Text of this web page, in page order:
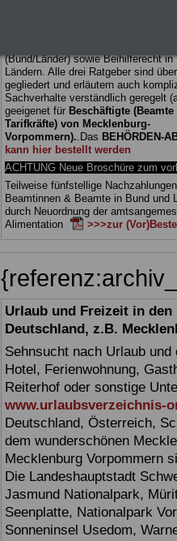
(Bund/Länder) sowie Beihilferecht in
Ländern. Alle drei Ratgeber sind
gegliedert und erläutern auch
Sachverhalte verständlich geregelt
geeigenet für Beschäftigte
Tarifkräfte) von Mecklenburg-
Vorpommern).. Das BEHÖRDEN-
kann hier bestellt werden
ACHTUNG Neue Broschüre zum
Teilweise fünfstellige
Beamtinnen & Beamte in Bund und
durch Neuordnung der
Alimentation
>>>zur
Urlaub und Freizeit in
Deutschland, z.B.
Sehnsucht nach Urlaub
Hotel, Ferienwohnung,
Reiterhof oder sonstige
www.urlaubsverzeichnis-
Deutschland, Österreich,
dem wunderschönen
Mecklenburg Vorpommern
Die Landeshauptstadt
Jasmund Nationalpark,
Seenplatte, Nationalpark
Sonneninsel Usedom,